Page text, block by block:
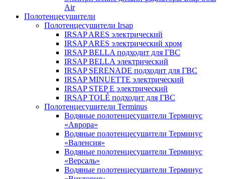
Air
Полотенцесушители
Полотенцесушители Irsap
IRSAP ARES электрический
IRSAP ARES электрический хром
IRSAP BELLA подходит для ГВС
IRSAP BELLA электрический
IRSAP SERENADE подходит для ГВС
IRSAP MINUETTE электрический
IRSAP STEP E электрический
IRSAP TOLÉ подходит для ГВС
Полотенцесушители Terminus
Водяные полотенцесушители Терминус
«Аврора»
Водяные полотенцесушители Терминус
«Валенсия»
Водяные полотенцесушители Терминус
«Версаль»
Водяные полотенцесушители Терминус